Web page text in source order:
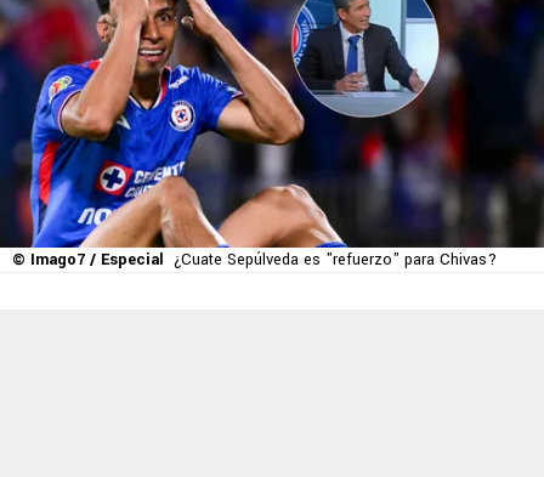
© Imago7 / Especial ¿Cuate Sepúlveda es "refuerzo" para Chivas?